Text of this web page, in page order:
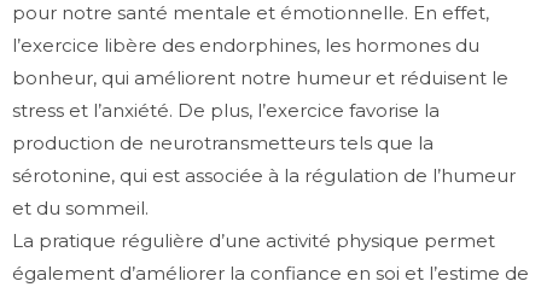
pour notre santé mentale et émotionnelle. En effet,
l’exercice libère des endorphines, les hormones du
bonheur, qui améliorent notre humeur et réduisent le
stress et l’anxiété. De plus, l’exercice favorise la
production de neurotransmetteurs tels que la
sérotonine, qui est associée à la régulation de l’humeur
et du sommeil.
La pratique régulière d’une activité physique permet
également d’améliorer la confiance en soi et l’estime de